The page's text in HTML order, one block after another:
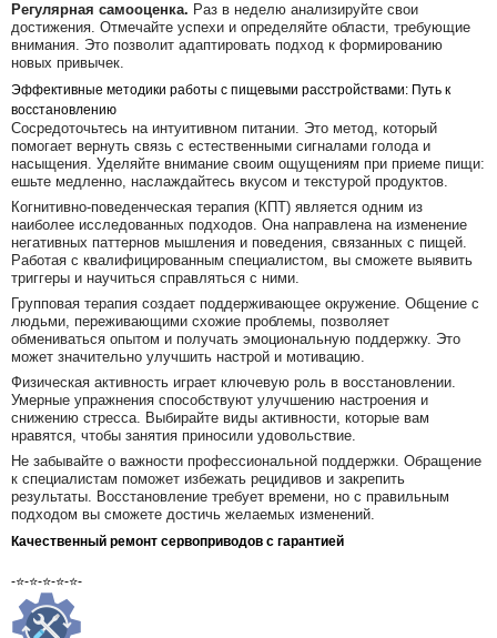
Регулярная самооценка. Раз в неделю анализируйте свои
достижения. Отмечайте успехи и определяйте области, требующие
внимания. Это позволит адаптировать подход к формированию
новых привычек.
Эффективные методики работы с пищевыми расстройствами: Путь к
восстановлению
Сосредоточьтесь на интуитивном питании. Это метод, который
помогает вернуть связь с естественными сигналами голода и
насыщения. Уделяйте внимание своим ощущениям при приеме пищи:
ешьте медленно, наслаждайтесь вкусом и текстурой продуктов.
Когнитивно-поведенческая терапия (КПТ) является одним из
наиболее исследованных подходов. Она направлена на изменение
негативных паттернов мышления и поведения, связанных с пищей.
Работая с квалифицированным специалистом, вы сможете выявить
триггеры и научиться справляться с ними.
Групповая терапия создает поддерживающее окружение. Общение с
людьми, переживающими схожие проблемы, позволяет
обмениваться опытом и получать эмоциональную поддержку. Это
может значительно улучшить настрой и мотивацию.
Физическая активность играет ключевую роль в восстановлении.
Умерные упражнения способствуют улучшению настроения и
снижению стресса. Выбирайте виды активности, которые вам
нравятся, чтобы занятия приносили удовольствие.
Не забывайте о важности профессиональной поддержки. Обращение
к специалистам поможет избежать рецидивов и закрепить
результаты. Восстановление требует времени, но с правильным
подходом вы сможете достичь желаемых изменений.
Качественный ремонт сервоприводов с гарантией
-⭐-⭐-⭐-⭐-⭐-